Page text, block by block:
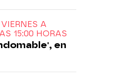
A
15:00 HORAS
en